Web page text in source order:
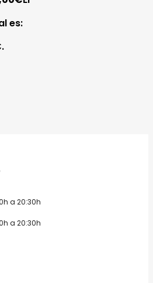
es:
a 20:30h
a 20:30h